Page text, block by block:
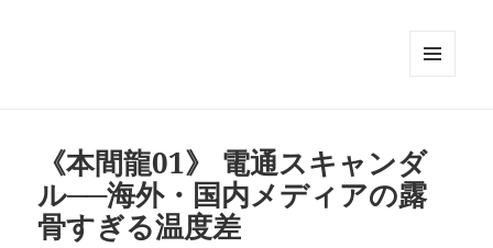
ット
《本間龍01》 電通スキャンダ
ル──海外・国内メディアの露
骨すぎる温度差